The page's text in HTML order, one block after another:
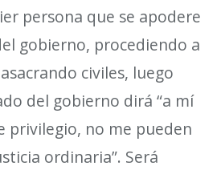
persona que se apodere
gobierno, procediendo a
civiles, luego
del gobierno dirá “a mí
privilegio, no me pueden
ordinaria”. Será